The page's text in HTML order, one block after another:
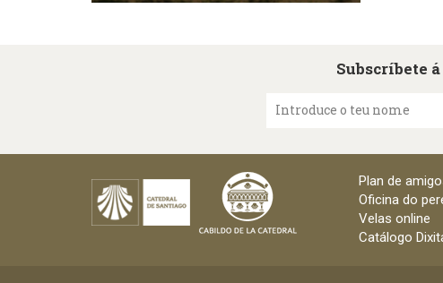
Subscríbete
Introduce o teu nome
Plan de
Oficina do
Velas online
Catálogo